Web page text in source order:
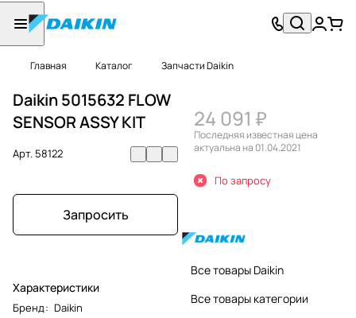
Главная Каталог Запчасти Daikin
Daikin 5015632 FLOW
SENSOR ASSY KIT
Арт. 58122
Запросить
Характеристики
Бренд: Daikin
24 091 ₽
Последняя известная цена
актуальна на 01.04.2021
По запросу
Все товары Daikin
Все товары категории